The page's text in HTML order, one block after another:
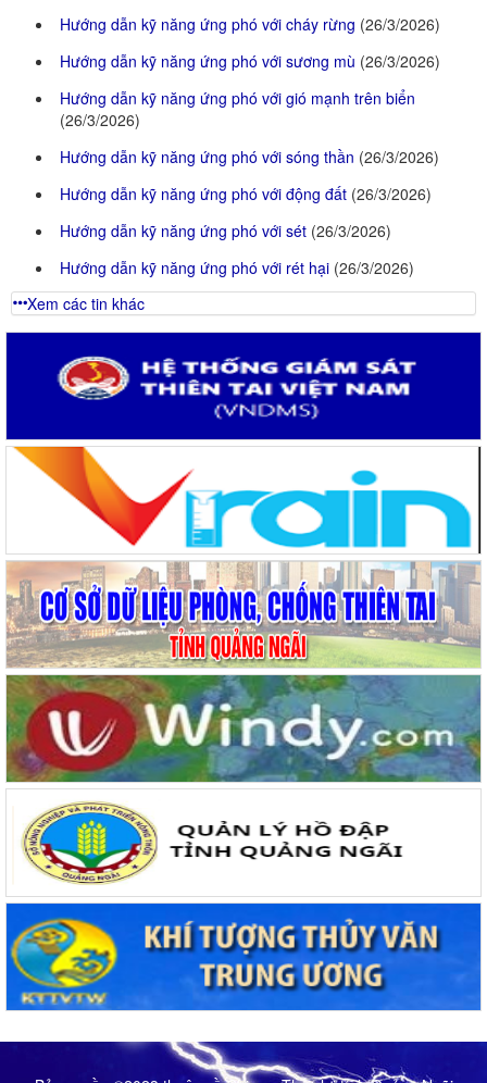
Hướng dẫn kỹ năng ứng phó với cháy rừng (26/3/2026)
Hướng dẫn kỹ năng ứng phó với sương mù (26/3/2026)
Hướng dẫn kỹ năng ứng phó với gió mạnh trên biển
(26/3/2026)
Hướng dẫn kỹ năng ứng phó với sóng thần (26/3/2026)
Hướng dẫn kỹ năng ứng phó với động đất (26/3/2026)
Hướng dẫn kỹ năng ứng phó với sét (26/3/2026)
Hướng dẫn kỹ năng ứng phó với rét hại (26/3/2026)
Xem các tin khác